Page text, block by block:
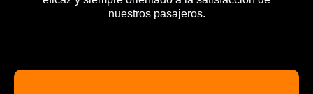
nuestros pasajeros.